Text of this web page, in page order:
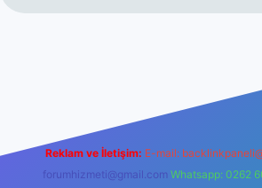
Reklam ve İletişim: E-mail:
forumhizmeti@gmail.com Whatsapp: 0262